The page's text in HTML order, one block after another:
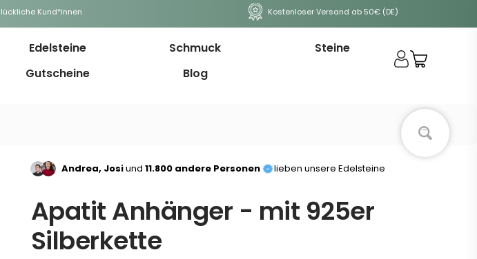
Kund*innen Kostenloser Versand ab 50€ (DE)
Edelsteine Schmuck
Steine
Gutscheine Blog
Andrea, Josiund 11.800 andere Personen lieben unsere Edelsteine
Apatit Anhänger - mit 925er
Silberkette